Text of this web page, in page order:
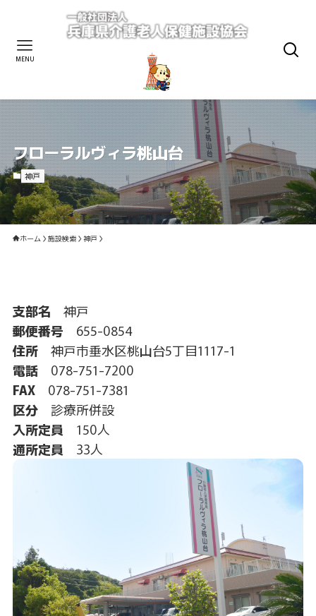
MENU
フローラルヴィラ桃山台
神戸
ホーム 施設検索 神戸
支部名 神戸
郵便番号 655-0854
住所神戸市垂水区桃山台5丁目1117-1
電話078-751-7200
FAX078-751-7381
区分診療所併設
入所定員 150人
通所定員 33人